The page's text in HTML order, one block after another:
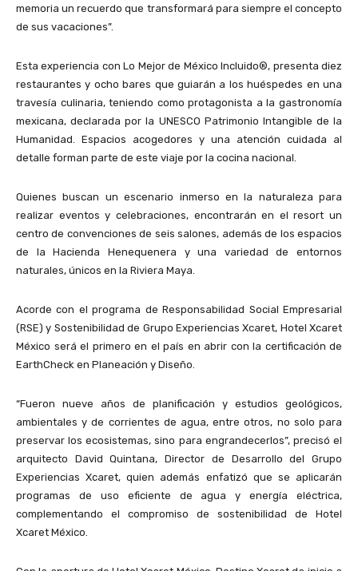
memoria un recuerdo que transformará para siempre el concepto
de sus vacaciones”.
Esta experiencia con Lo Mejor de México Incluido®, presenta diez
restaurantes y ocho bares que guiarán a los huéspedes en una
travesía culinaria, teniendo como protagonista a la gastronomía
mexicana, declarada por la UNESCO Patrimonio Intangible de la
Humanidad. Espacios acogedores y una atención cuidada al
detalle forman parte de este viaje por la cocina nacional.
Quienes buscan un escenario inmerso en la naturaleza para
realizar eventos y celebraciones, encontrarán en el resort un
centro de convenciones de seis salones, además de los espacios
de la Hacienda Henequenera y una variedad de entornos
naturales, únicos en la Riviera Maya.
Acorde con el programa de Responsabilidad Social Empresarial
(RSE) y Sostenibilidad de Grupo Experiencias Xcaret, Hotel Xcaret
México será el primero en el país en abrir con la certificación de
EarthCheck en Planeación y Diseño.
“Fueron nueve años de planificación y estudios geológicos,
ambientales y de corrientes de agua, entre otros, no solo para
preservar los ecosistemas, sino para engrandecerlos”, precisó el
arquitecto David Quintana, Director de Desarrollo del Grupo
Experiencias Xcaret, quien además enfatizó que se aplicarán
programas de uso eficiente de agua y energía eléctrica,
complementando el compromiso de sostenibilidad de Hotel
Xcaret México.